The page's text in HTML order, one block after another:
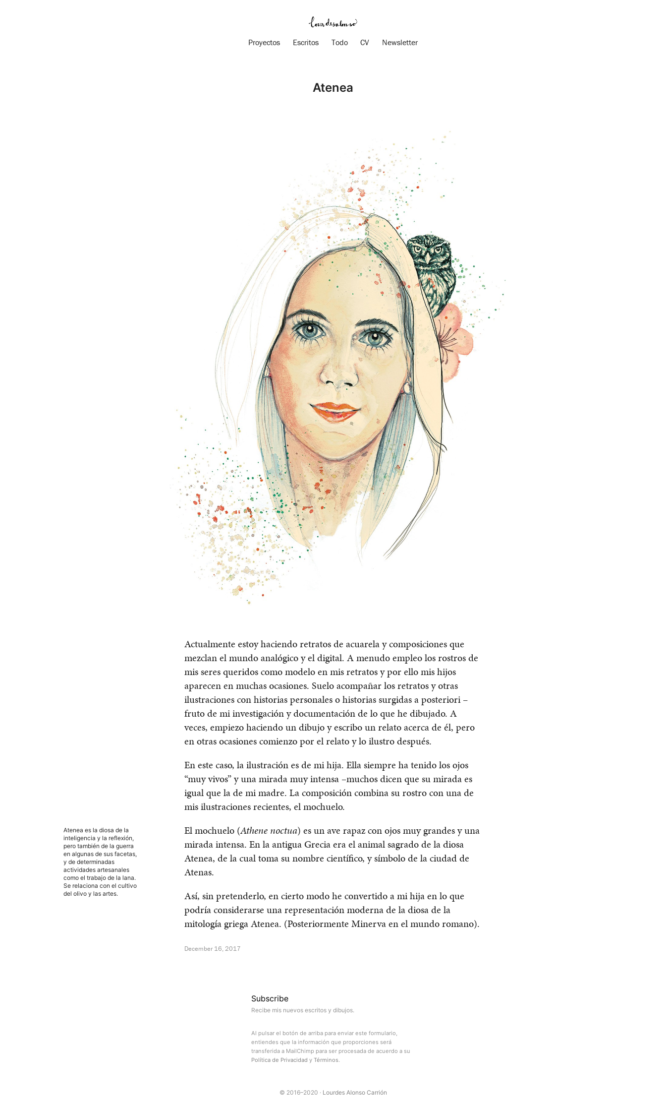
Proyectos Escritos Todo CV Newsletter
Atenea
Actualmente estoy haciendo retratos de acuarela y composiciones que
mezclan el mundo analógico y el digital. A menudo empleo los rostros de
mis seres queridos como modelo en mis retratos y por ello mis hijos
aparecen en muchas ocasiones. Suelo acompañar los retratos y otras
ilustraciones con historias personales o historias surgidas a posteriori –
fruto de mi investigación y documentación de lo que he dibujado. A
veces, empiezo haciendo un dibujo y escribo un relato acerca de él, pero
en otras ocasiones comienzo por el relato y lo ilustro después.
En este caso, la ilustración es de mi hija. Ella siempre ha tenido los ojos
“muy vivos” y una mirada muy intensa –muchos dicen que su mirada es
igual que la de mi madre. La composición combina su rostro con una de
mis ilustraciones recientes, el mochuelo.
Atenea es la diosa de la
inteligencia y la reflexión,
pero también de la guerra
en algunas de sus facetas,
y de determinadas
actividades artesanales
como el trabajo de la lana.
Se relaciona con el cultivo
del olivo y las artes.
El mochuelo (Athene noctua) es un ave rapaz con ojos muy grandes y una
mirada intensa. En la antigua Grecia era el animal sagrado de la diosa
Atenea, de la cual toma su nombre científico, y símbolo de la ciudad de
Atenas.
Así, sin pretenderlo, en cierto modo he convertido a mi hija en lo que
podría considerarse una representación moderna de la diosa de la
mitología griega Atenea. (Posteriormente Minerva en el mundo romano).
December 16, 2017
Subscribe
Recibe mis nuevos escritos y dibujos.
Al pulsar el botón de arriba para enviar este formulario,
entiendes que la información que proporciones será
transferida a MailChimp para ser procesada de acuerdo a su
Política de Privacidad y Términos.
© 2016–2020 · Lourdes Alonso Carrión